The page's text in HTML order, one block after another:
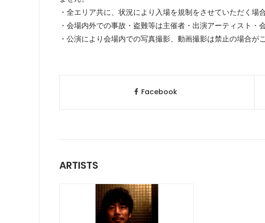
・全エリア共に、状況により入場を規制をさせていただく場
・会場内外での事故・盗難等は主催者・出演アーティスト・
・公演により会場内での写真撮影、動画撮影は禁止の場合が
Facebook
ARTISTS